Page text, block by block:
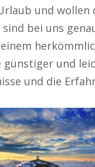
und wollen
sind bei uns
günstiger und
und die